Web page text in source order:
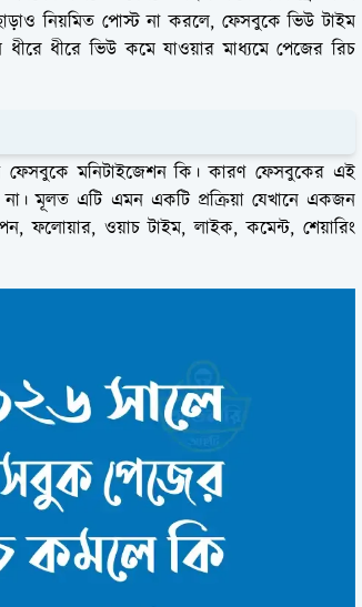
নিয়মিত পোস্ট না করলে, ফেসবুকে ভিউ টাইম
ধীরে ভিউ কমে যাওয়ার মাধ্যমে পেজের রিচ
মনিটাইজেশন কি। কারণ ফেসবুকের এই
মূলত এটি এমন একটি প্রক্রিয়া যেখানে একজন
ফলোয়ার, ওয়াচ টাইম, লাইক, কমেন্ট, শেয়ারিং